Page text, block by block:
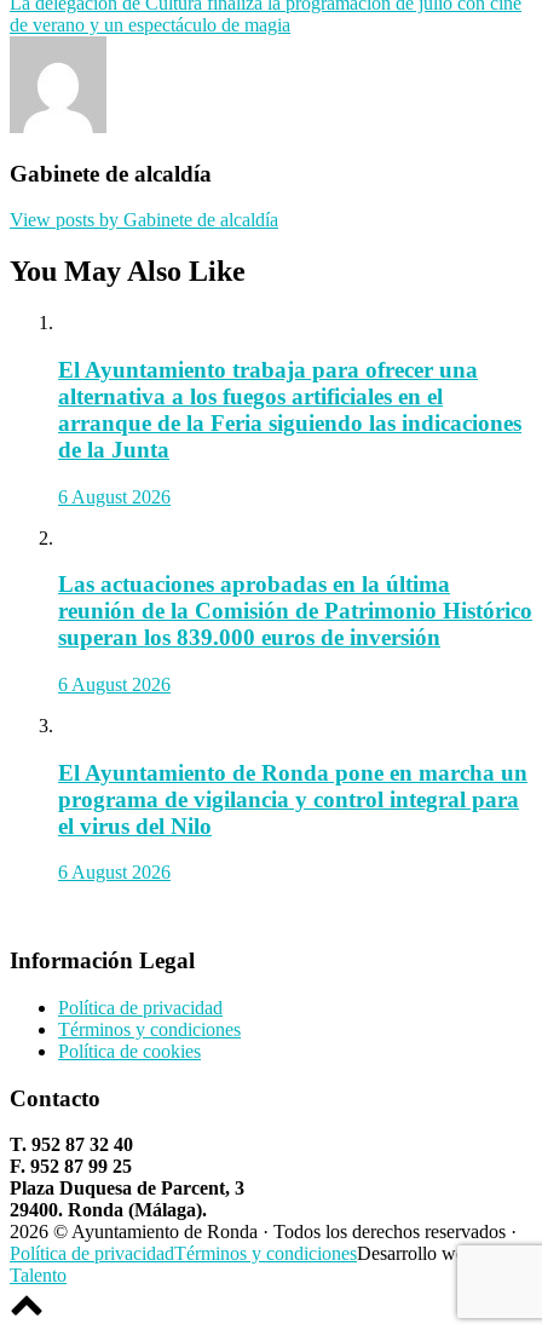
de verano y un espectáculo de magia
Gabinete de alcaldía
View posts by Gabinete de alcaldía
You May Also Like
El Ayuntamiento trabaja para ofrecer una
alternativa a los fuegos artificiales en el
arranque de la Feria siguiendo las indicaciones
de la Junta
6 August 2026
Las actuaciones aprobadas en la última
reunión de la Comisión de Patrimonio Histórico
superan los 839.000 euros de inversión
6 August 2026
El Ayuntamiento de Ronda pone en marcha un
programa de vigilancia y control integral para
el virus del Nilo
6 August 2026
Información Legal
Política de privacidad
Términos y condiciones
Política de cookies
Contacto
T. 952 87 32 40
F. 952 87 99 25
Plaza Duquesa de Parcent, 3
29400. Ronda (Málaga).
2026 © Ayuntamiento de Ronda · Todos los derechos reservados ·
Política de privacidadTérminos y condicionesDesarrollo web por
Talento
Scroll
to